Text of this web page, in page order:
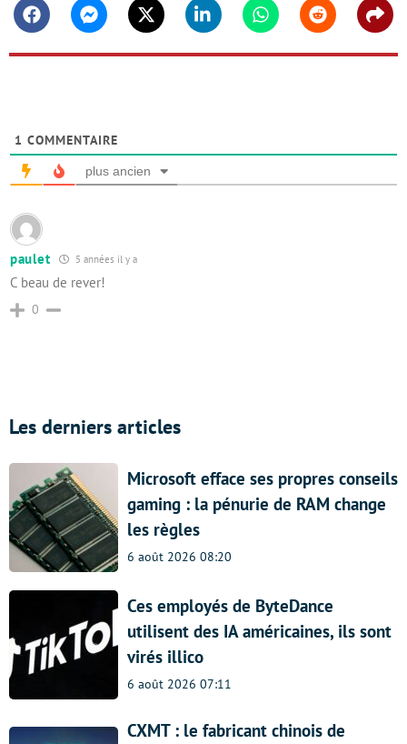
FacebookMessengerTwitter Linkedin WhatsappReddit
1 COMMENTAIRE
plus ancien
paulet 5 années il y a
C beau de rever!
0
Les derniers articles
Microsoft efface ses propres conseils
gaming : la pénurie de RAM change
les règles
6 août 2026 08:20
Ces employés de ByteDance
utilisent des IA américaines, ils sont
virés illico
6 août 2026 07:11
CXMT : le fabricant chinois de